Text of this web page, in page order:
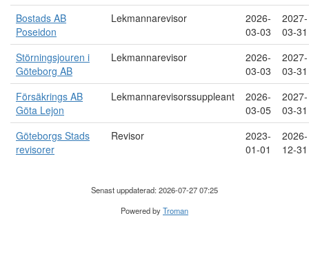
Bostads AB
Poseidon
Lekmannarevisor
2026-
03-03
2027-
03-31
Störningsjouren i
Göteborg AB
Lekmannarevisor
2026-
03-03
2027-
03-31
Försäkrings AB
Göta Lejon
Lekmannarevisorssuppleant
2026-
03-05
2027-
03-31
Göteborgs Stads
revisorer
Revisor
2023-
01-01
2026-
12-31
Senast uppdaterad: 2026-07-27 07:25
Powered byTroman